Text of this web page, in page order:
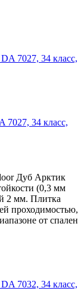
34 класс,
Дуб Арктик
(0,3 мм
2 мм. Плитка
проходимостью,
от спален